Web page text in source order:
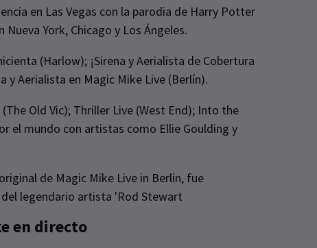
en Las Vegas con la parodia de Harry Potter
York, Chicago y Los Ángeles.
(Harlow); ¡Sirena y Aerialista de Cobertura
y Aerialista en Magic Mike Live (Berlín).
Old Vic); Thriller Live (West End); Into the
el mundo con artistas como Ellie Goulding y
de Magic Mike Live in Berlin, fue
del legendario artista 'Rod Stewart
en directo